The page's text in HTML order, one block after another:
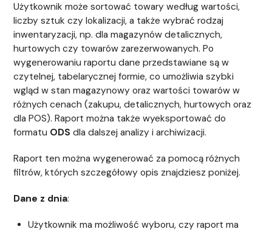
Użytkownik może sortować towary według wartości,
liczby sztuk czy lokalizacji, a także wybrać rodzaj
inwentaryzacji, np. dla magazynów detalicznych,
hurtowych czy towarów zarezerwowanych. Po
wygenerowaniu raportu dane przedstawiane są w
czytelnej, tabelarycznej formie, co umożliwia szybki
wgląd w stan magazynowy oraz wartości towarów w
różnych cenach (zakupu, detalicznych, hurtowych oraz
dla POS). Raport można także wyeksportować do
formatu ODS dla dalszej analizy i archiwizacji.
Raport ten można wygenerować za pomocą różnych
filtrów, których szczegółowy opis znajdziesz poniżej.
Dane z dnia:
Użytkownik ma możliwość wyboru, czy raport ma